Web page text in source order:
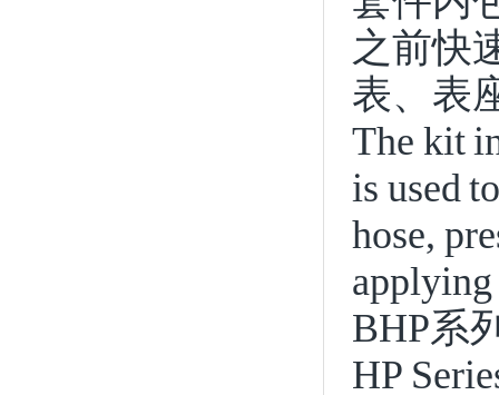
之前快
表、表
The kit
is used
hose,
BHP系
HP